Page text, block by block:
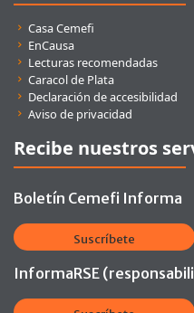
Enlaces rápidos
Casa Cemefi
EnCausa
Lecturas recomendadas
Caracol de Plata
Declaración de accesibilidad
Aviso de privacidad
Recibe nuestros
Boletín Cemefi Informa
Suscríbete
InformaRSE